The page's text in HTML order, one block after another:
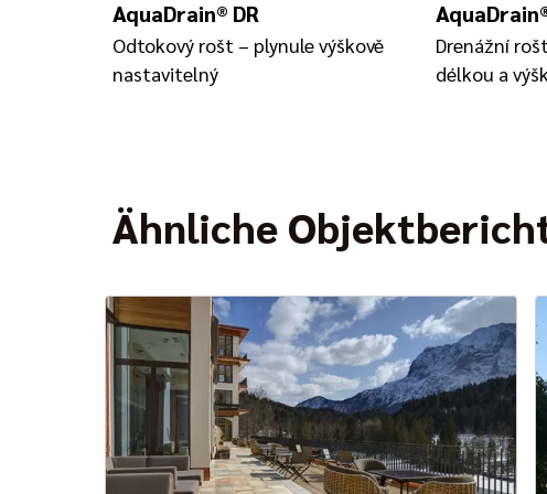
AquaDrain® DR
Odtokový rošt – plynule výškově
nastavitelný
Drenážní
délkou a
Ähnliche